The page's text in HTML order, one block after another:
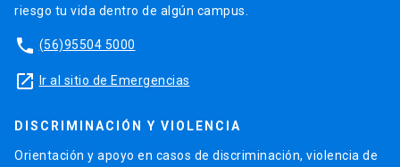
riesgo tu vida dentro de algún campus.
phone (56)95504 5000
launch Ir al sitio de Emergencias
DISCRIMINACIÓN Y VIOLENCIA
Orientación y apoyo en casos de discriminación, violencia de